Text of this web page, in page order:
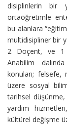
disiplinlerin bir
ortaöğretimle
bu alanlara
multidisipliner bir
2 Doçent, ve 1
Anabilim
konuları;
üzere sosyal
tarihsel
yardım
kültürel değişme